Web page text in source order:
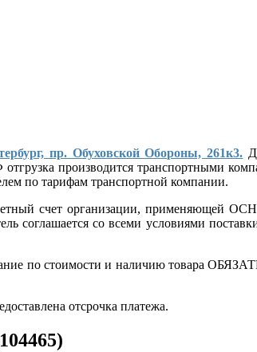
пр. Обуховской Обороны, 261к3.
отгрузка производится транспортными
по тарифам транспортной компании.
счет организации, применяющей
соглашается со всеми условиями
по стоимости и наличию товара
отсрочка платежа.